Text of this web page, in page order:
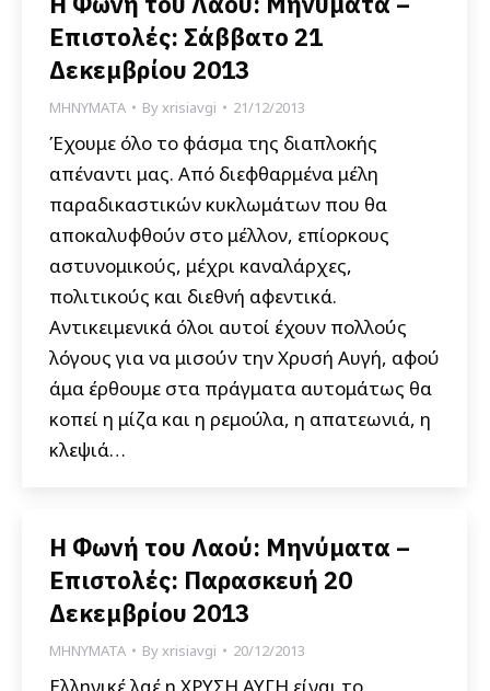
Επιστολές: Σάββατο 21
Δεκεμβρίου 2013
ΜΗΝΥΜΑΤΑ Byxrisiavgi 21/12/2013
Έχουμε όλο το φάσμα της διαπλοκής
απέναντι μας. Από διεφθαρμένα μέλη
παραδικαστικών κυκλωμάτων που θα
αποκαλυφθούν στο μέλλον, επίορκους
αστυνομικούς, μέχρι καναλάρχες,
πολιτικούς και διεθνή αφεντικά.
Αντικειμενικά όλοι αυτοί έχουν πολλούς
λόγους για να μισούν την Χρυσή Αυγή, αφού
άμα έρθουμε στα πράγματα αυτομάτως θα
κοπεί η μίζα και η ρεμούλα, η απατεωνιά, η
κλεψιά…
Η Φωνή του Λαού: Μηνύματα –
Επιστολές: Παρασκευή 20
Δεκεμβρίου 2013
ΜΗΝΥΜΑΤΑ Byxrisiavgi 20/12/2013